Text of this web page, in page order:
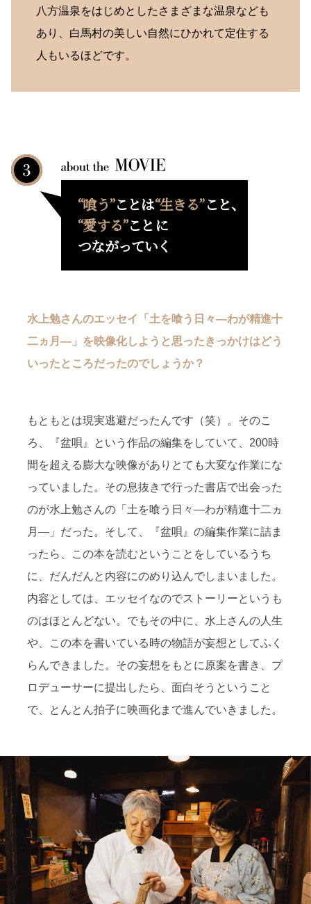
八方温泉をはじめとしたさまざまな温泉なども
あり、白馬村の美しい自然にひかれて定住する
人もいるほどです。
“喰う”ことは“生きる”こと、
“愛する”ことに
つながっていく
水上勉さんのエッセイ「土を喰う日々―わが精進十
二ヵ月―」を映像化しようと思ったきっかけはどう
いったところだったのでしょうか？
もともとは現実逃避だったんです（笑）。そのこ
ろ、『盆唄』という作品の編集をしていて、200時
間を超える膨大な映像がありとても大変な作業にな
っていました。その息抜きで行った書店で出会った
のが水上勉さんの「土を喰う日々―わが精進十二ヵ
月―」だった。そして、『盆唄』の編集作業に詰ま
ったら、この本を読むということをしているうち
に、だんだんと内容にのめり込んでしまいました。
内容としては、エッセイなのでストーリーというも
のはほとんどない。でもその中に、水上さんの人生
や、この本を書いている時の物語が妄想としてふく
らんできました。その妄想をもとに原案を書き、プ
ロデューサーに提出したら、面白そうということ
で、とんとん拍子に映画化まで進んでいきました。